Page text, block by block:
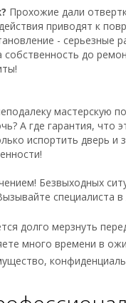
Прохожие дали
приводят к
- серьезные
собственность до
мастерскую
А где гарантия, что
испортить дверь и
Безвыходных
специалиста
долго мерзнуть
много времени в